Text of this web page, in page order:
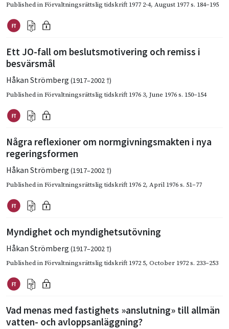
Published inFörvaltningsrättslig tidskrift 1977 2-4, August 1977s. 184–195
Ett JO-fall om beslutsmotivering och remiss i
besvärsmål
Håkan Strömberg (1917–2002 †)
Published inFörvaltningsrättslig tidskrift 1976 3, June 1976s. 150–154
Några reflexioner om normgivningsmakten i nya
regeringsformen
Håkan Strömberg (1917–2002 †)
Published inFörvaltningsrättslig tidskrift 1976 2, April 1976s. 51–77
Myndighet och myndighetsutövning
Håkan Strömberg (1917–2002 †)
Published inFörvaltningsrättslig tidskrift 1972 5, October 1972s. 233–253
Vad menas med fastighets »anslutning» till allmän
vatten- och avloppsanläggning?